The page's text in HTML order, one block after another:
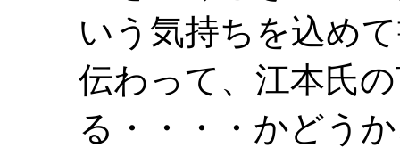
いう気持ちを込め
伝わって、江本氏
る・・・・かどう